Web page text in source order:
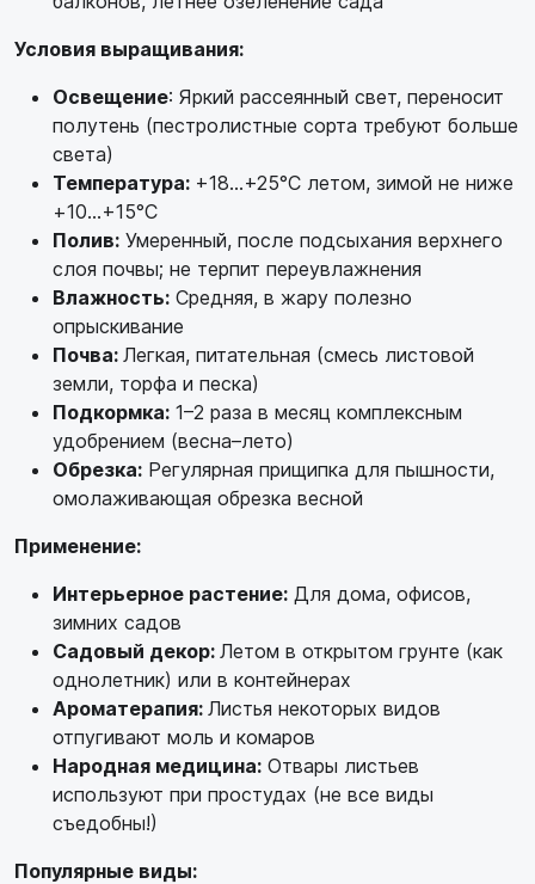
Условия выращивания:
Освещение: Яркий рассеянный свет, переносит
полутень (пестролистные сорта требуют больше
света)
Температура: +18…+25°C летом, зимой не ниже
+10…+15°C
Полив: Умеренный, после подсыхания верхнего
слоя почвы; не терпит переувлажнения
Влажность: Средняя, в жару полезно
опрыскивание
Почва: Легкая, питательная (смесь листовой
земли, торфа и песка)
Подкормка: 1–2 раза в месяц комплексным
удобрением (весна–лето)
Обрезка: Регулярная прищипка для пышности,
омолаживающая обрезка весной
Применение:
Интерьерное растение: Для дома, офисов,
зимних садов
Садовый декор: Летом в открытом грунте (как
однолетник) или в контейнерах
Ароматерапия: Листья некоторых видов
отпугивают моль и комаров
Народная медицина: Отвары листьев
используют при простудах (не все виды
съедобны!)
Популярные виды: